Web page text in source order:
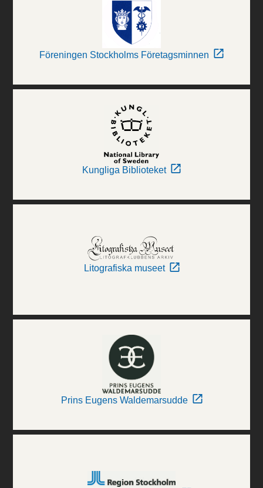
Föreningen Stockholms Företagsminnen
Kungliga Biblioteket
Litografiska museet
Prins Eugens Waldemarsudde